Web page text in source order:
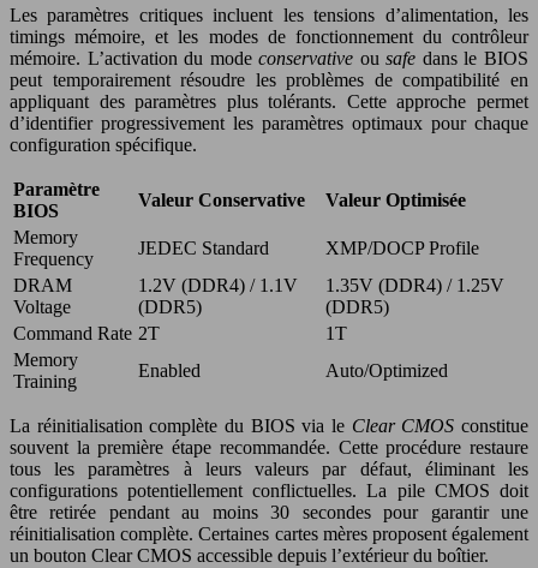
Les paramètres critiques incluent les tensions d’alimentation, les
timings mémoire, et les modes de fonctionnement du contrôleur
mémoire. L’activation du modeconservative ousafe dans le BIOS
peut temporairement résoudre les problèmes de compatibilité en
appliquant des paramètres plus tolérants. Cette approche permet
d’identifier progressivement les paramètres optimaux pour chaque
configuration spécifique.
Paramètre
BIOS
Valeur Conservative
Valeur Optimisée
Memory
Frequency
JEDEC Standard
XMP/DOCP Profile
DRAM
Voltage
1.2V (DDR4) / 1.1V
(DDR5)
1.35V (DDR4) / 1.25V
(DDR5)
Command Rate 2T
1T
Memory
Training
Enabled Auto/Optimized
La réinitialisation complète du BIOS via le Clear CMOSconstitue
souvent la première étape recommandée. Cette procédure restaure
tous les paramètres à leurs valeurs par défaut, éliminant les
configurations potentiellement conflictuelles. La pile CMOS doit
être retirée pendant au moins 30 secondes pour garantir une
réinitialisation complète. Certaines cartes mères proposent également
un bouton Clear CMOS accessible depuis l’extérieur du boîtier.